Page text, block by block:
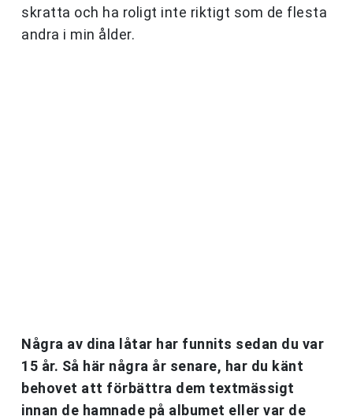
skratta och ha roligt inte riktigt som de flesta
andra i min ålder.
Några av dina låtar har funnits sedan du var
15 år. Så här några år senare, har du känt
behovet att förbättra dem textmässigt
innan de hamnade på albumet eller var de